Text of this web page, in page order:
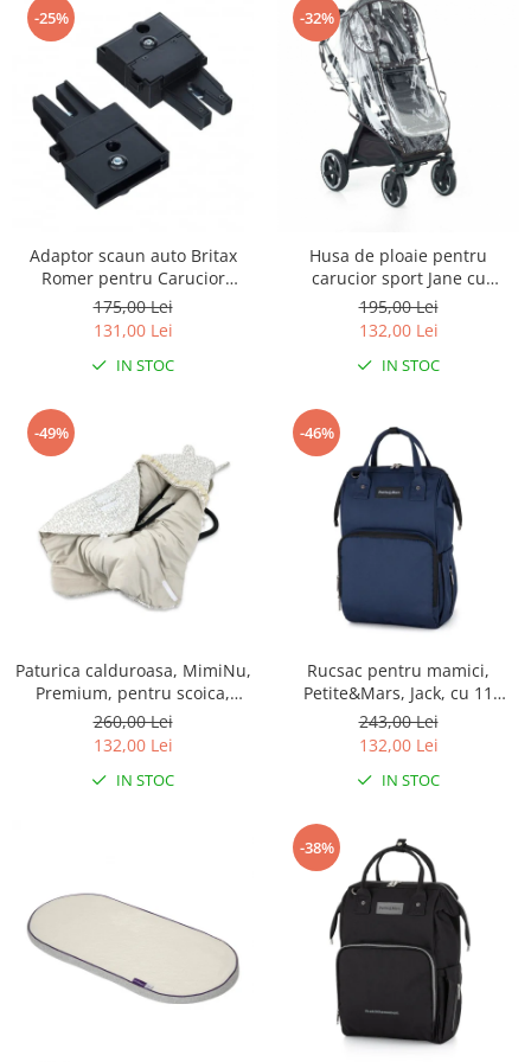
-25%
Adaptor scaun auto Britax
Romer pentru Carucior
Maclaren Daytripper
175,00 Lei
131,00 Lei
IN STOC
-32%
Husa de ploaie pentru
carucior sport Jane cu
fereastra generoasa Din folie
de inalta densitate
Transparenta
195,00 Lei
132,00 Lei
IN STOC
-49%
Paturica calduroasa, MimiNu,
Premium, pentru scoica,
scaun auto/carucior, cu
volanas si dantela,
Dimensiune 90x90 cm, din
Bumbac, Meadow
260,00 Lei
132,00 Lei
IN STOC
-46%
Rucsac pentru mamici,
Petite&Mars, Jack, cu 11
compartimente, cu buzunare
termice, Saltea de infasat
inclusa, 30 x 42 x 15 cm,
Albastru
243,00 Lei
132,00 Lei
IN STOC
-38%